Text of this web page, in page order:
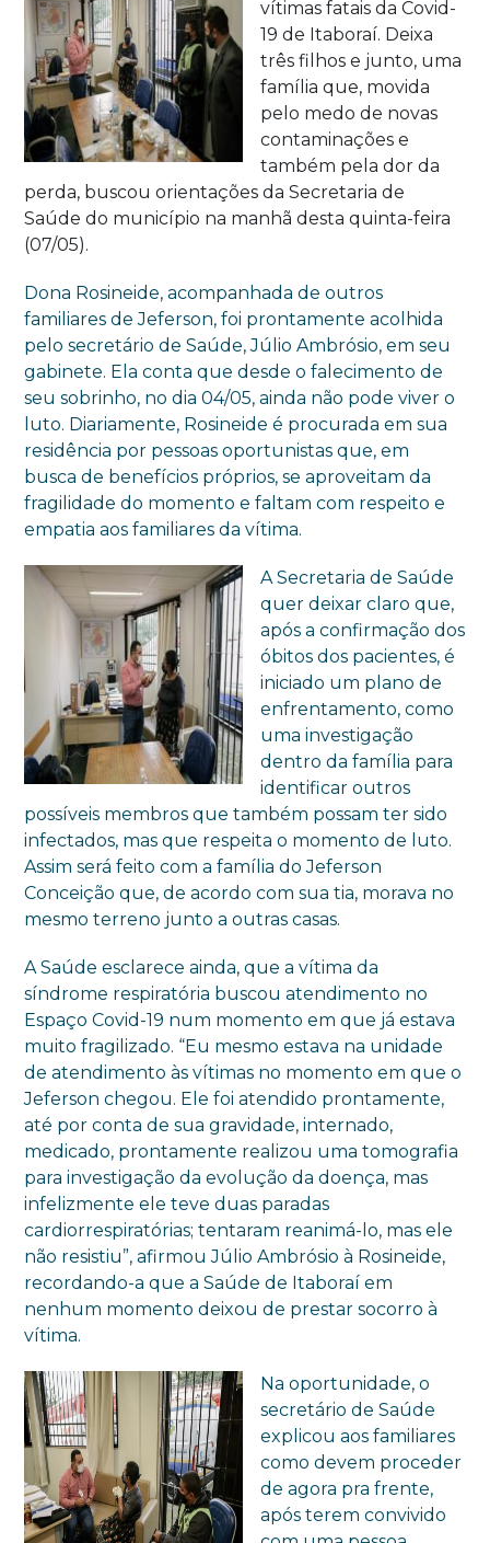
vítimas fatais da Covid-
19 de Itaboraí. Deixa
três filhos e junto, uma
família que, movida
pelo medo de novas
contaminações e
também pela dor da
perda, buscou orientações da Secretaria de
Saúde do município na manhã desta quinta-feira
(07/05).
Dona Rosineide, acompanhada de outros
familiares de Jeferson, foi prontamente acolhida
pelo secretário de Saúde, Júlio Ambrósio, em seu
gabinete. Ela conta que desde o falecimento de
seu sobrinho, no dia 04/05, ainda não pode viver o
luto. Diariamente, Rosineide é procurada em sua
residência por pessoas oportunistas que, em
busca de benefícios próprios, se aproveitam da
fragilidade do momento e faltam com respeito e
empatia aos familiares da vítima.
A Secretaria de Saúde
quer deixar claro que,
após a confirmação dos
óbitos dos pacientes, é
iniciado um plano de
enfrentamento, como
uma investigação
dentro da família para
identificar outros
possíveis membros que também possam ter sido
infectados, mas que respeita o momento de luto.
Assim será feito com a família do Jeferson
Conceição que, de acordo com sua tia, morava no
mesmo terreno junto a outras casas.
A Saúde esclarece ainda, que a vítima da
síndrome respiratória buscou atendimento no
Espaço Covid-19 num momento em que já estava
muito fragilizado. “Eu mesmo estava na unidade
de atendimento às vítimas no momento em que o
Jeferson chegou. Ele foi atendido prontamente,
até por conta de sua gravidade, internado,
medicado, prontamente realizou uma tomografia
para investigação da evolução da doença, mas
infelizmente ele teve duas paradas
cardiorrespiratórias; tentaram reanimá-lo, mas ele
não resistiu”, afirmou Júlio Ambrósio à Rosineide,
recordando-a que a Saúde de Itaboraí em
nenhum momento deixou de prestar socorro à
vítima.
Na oportunidade, o
secretário de Saúde
explicou aos familiares
como devem proceder
de agora pra frente,
após terem convivido